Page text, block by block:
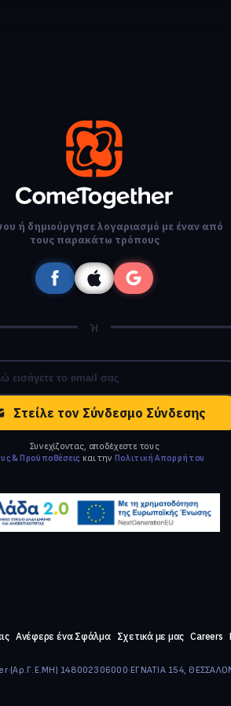
ή δημιούργησε λογαριασμό με έναν από
τους παρακάτω τρόπους
Ή
Στείλε τον Σύνδεσμο Σύνδεσης
Συνεχίζοντας, αποδέχεστε τους
& Προϋποθέσεις και την Πολιτική Απορρήτου
Ανέφερε ένα Σφάλμα Σχετικά με μας Careers
·(Αρ.Γ.Ε.ΜΗ) 148002306000·ΕΓΝΑΤΙΑ 154,